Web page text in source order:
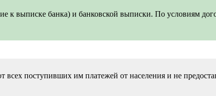
выписке банка) и банковской выписки. По условиям
поступивших им платежей от населения и не